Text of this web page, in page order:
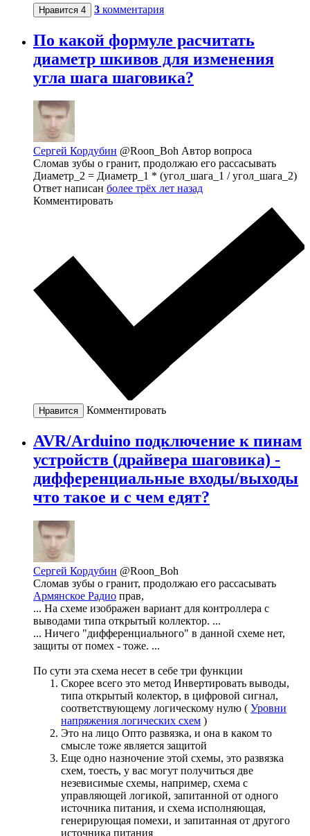
Нравится 4 3 комментария
По какой формуле расчитать
диаметр шкивов для изменения
угла шага шаговика?
Сергей Кордубин @Roon_Boh Автор вопроса
Сломав зубы о гранит, продолжаю его рассасывать
Диаметр_2 = Диаметр_1 * (угол_шага_1 / угол_шага_2)
Ответ написан более трёх лет назад
Комментировать
Нравится Комментировать
AVR/Arduino подключение к пинам
устройств (драйвера шаговика) -
дифференциальные входы/выходы
что такое и с чем едят?
Сергей Кордубин @Roon_Boh
Сломав зубы о гранит, продолжаю его рассасывать
Армянское Радио прав,
... На схеме изображен вариант для контроллера с
выводами типа открытый коллектор. ...
... Ничего "дифференциального" в данной схеме нет,
защиты от помех - тоже. ...
По сути эта схема несет в себе три функции
Скорее всего это метод Инвертировать выводы,
типа открытый колектор, в цифровой сигнал,
соответствующему логическому нулю ( Уровни
напряжения логических схем )
Это на лицо Опто развязка, и она в каком то
смысле тоже является защитой
Еще одно назночение этой схемы, это развязка
схем, тоесть, у вас могут получиться две
незевисимые схемы, например, схема с
управляющей логикой, запитанной от одного
источника питания, и схема исполняющая,
генерирующая помехи, и запитанная от другого
источника питания